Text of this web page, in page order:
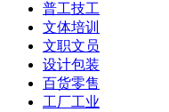
普工技工
文体培训
文职文员
设计包装
百货零售
工厂工业